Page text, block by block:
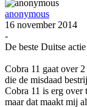
anonymous
16 november 2014
-
De beste Duitse
Cobra 11 gaat over
die de misdaad
Cobra 11 is erg over
maar dat maakt mij